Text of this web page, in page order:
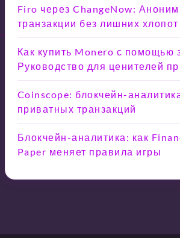
Firo через ChangeNow:
транзакции без лишних хлопот
Как купить Monero с помощью
Руководство для ценителей
Coinscope: блокчейн-
приватных транзакций
Блокчейн-аналитика: как
Paper меняет правила игры